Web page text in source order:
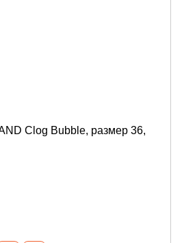
Clog Bubble, размер 36,